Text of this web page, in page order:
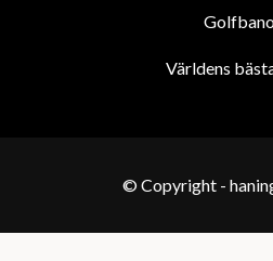
Världens
© Copyright -